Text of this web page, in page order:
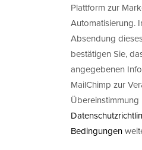
Plattform zur
Automatisierung.
Absendung
bestätigen Sie,
angegebenen
MailChimp zur
Übereinstimmung
Bedingungen